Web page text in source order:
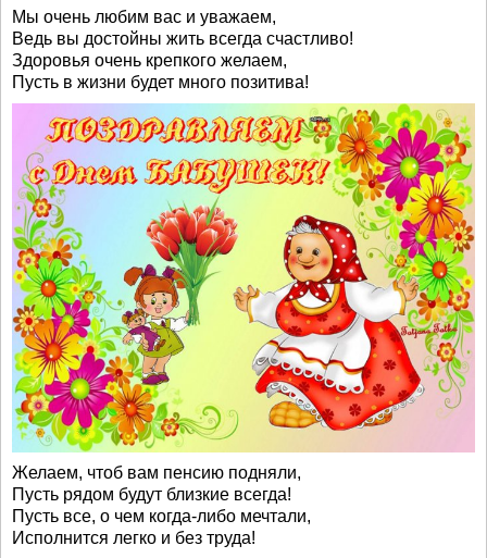
Мы очень любим вас и уважаем,
Ведь вы достойны жить всегда счастливо!
Здоровья очень крепкого желаем,
Пусть в жизни будет много позитива!
Желаем, чтоб вам пенсию подняли,
Пусть рядом будут близкие всегда!
Пусть все, о чем когда-либо мечтали,
Исполнится легко и без труда!